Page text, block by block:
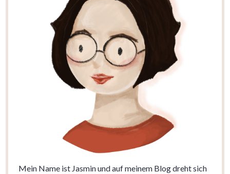
Mein Name ist Jasmin und auf meinem Blog dreht sich